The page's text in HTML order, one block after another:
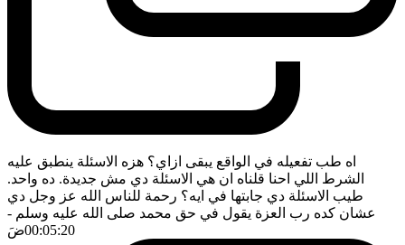
اه طب تفعيله في الواقع يبقى ازاي؟ هزه الاسئلة ينطبق عليه
الشرط اللي احنا قلناه ان هي الاسئلة دي مش جديدة. ده واحد.
طيب الاسئلة دي جابتها في ايه؟ رحمة للناس الله عز وجل دي
عشان كده رب العزة يقول في حق محمد صلى الله عليه وسلم -
00:05:20ضَ